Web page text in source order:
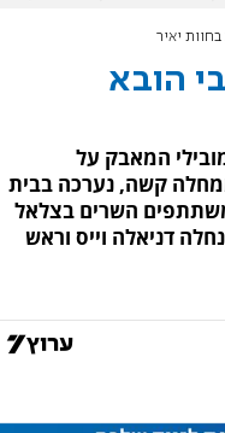
יאיר
הובא
המאבק על
קשה, נערכה בבית
משתתפים השרים בצלאל
דניאלה וייס וראש